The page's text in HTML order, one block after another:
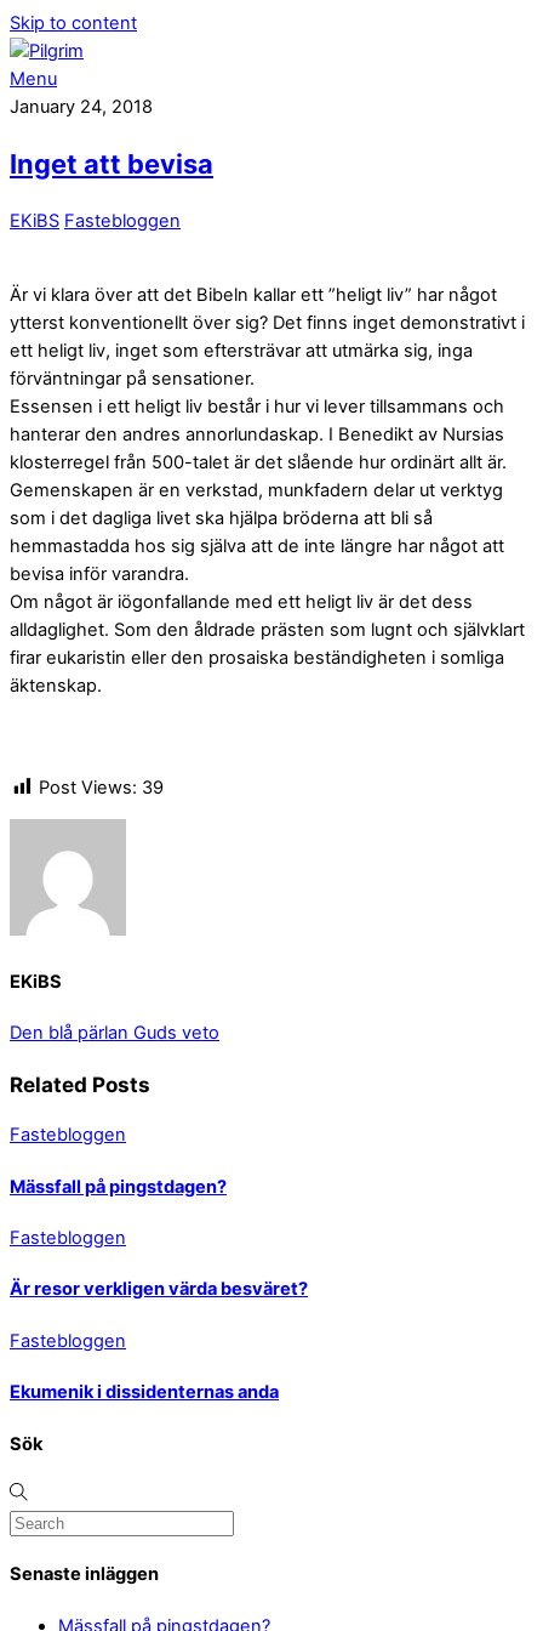
Skip to content
Menu
January 24, 2018
Inget att bevisa
EKiBS Fastebloggen
Är vi klara över att det Bibeln kallar ett ”heligt liv” har något
ytterst konventionellt över sig? Det finns inget demonstrativt i
ett heligt liv, inget som eftersträvar att utmärka sig, inga
förväntningar på sensationer.
Essensen i ett heligt liv består i hur vi lever tillsammans och
hanterar den andres annorlundaskap. I Benedikt av Nursias
klosterregel från 500-talet är det slående hur ordinärt allt är.
Gemenskapen är en verkstad, munkfadern delar ut verktyg
som i det dagliga livet ska hjälpa bröderna att bli så
hemmastadda hos sig själva att de inte längre har något att
bevisa inför varandra.
Om något är iögonfallande med ett heligt liv är det dess
alldaglighet. Som den åldrade prästen som lugnt och självklart
firar eukaristin eller den prosaiska beständigheten i somliga
äktenskap.
Post Views: 39
EKiBS
Den blå pärlan Guds veto
Related Posts
Fastebloggen
Mässfall på pingstdagen?
Fastebloggen
Är resor verkligen värda besväret?
Fastebloggen
Ekumenik i dissidenternas anda
Sök
Senaste inläggen
Mässfall på pingstdagen?